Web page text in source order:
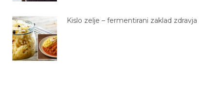
Kislo zelje – fermentirani zaklad zdravja